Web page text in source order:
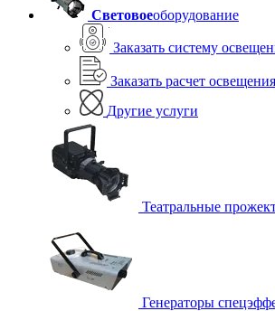
Световоеоборудование
Заказать систему
Заказать расчет
Другие услуги
Театральные
Генераторы